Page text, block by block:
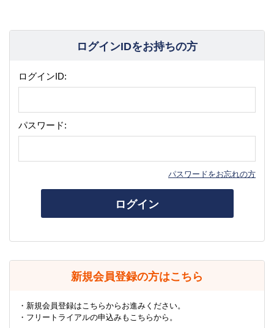
ログインIDをお持ちの方
ログインID:
パスワード:
パスワードをお忘れの方
ログイン
新規会員登録の方はこちら
・新規会員登録はこちらからお進みください。
・フリートライアルの申込みもこちらから。